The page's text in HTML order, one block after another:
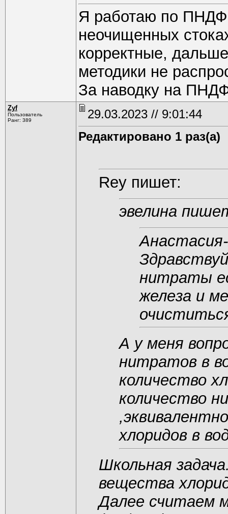
Я работаю по ПНДФ
неочищенных
корректные,
методики не
За наводку на
Zyf
Пользователь
Ранг: 389
29.03.2023 // 9:01:44
Редактировано 1 раз(а)
Rey пишет:
эвелина
нитраты
железа и
А у меня
нитратов в
количество
количество
хлоридов в
Школьная
вещества
Далее считаем